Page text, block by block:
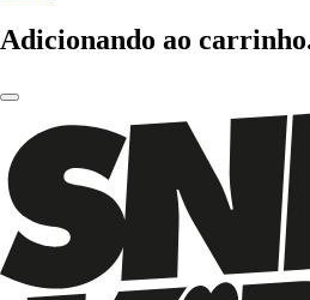
Adicionando ao